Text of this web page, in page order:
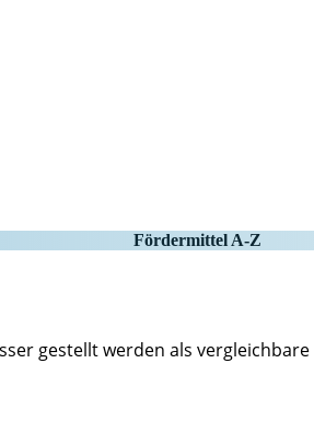
Fördermittel A-Z
gestellt werden als